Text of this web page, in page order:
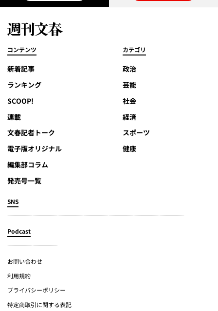
コンテンツ
新着記事
ランキング
SCOOP!
連載
文春記者トーク
電子版オリジナル
編集部コラム
発売号一覧
カテゴリ
政治
芸能
社会
経済
スポーツ
健康
SNS
Podcast
お問い合わせ
利用規約
プライバシーポリシー
特定商取引に関する表記